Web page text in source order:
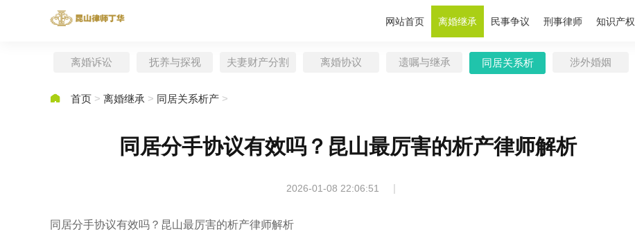
网站首页 离婚继承 民事争议 刑事律师 知识产权
离婚诉讼 抚养与探视 夫妻财产分割 离婚协议 遗嘱与继承
同居关系析
涉外婚姻
 首页 > 离婚继承 > 同居关系析产 >
同居分手协议有效吗？昆山最厉害的析产律师解析
2026-01-08 22:06:51 |
同居分手协议有效吗？昆山最厉害的析产律师解析